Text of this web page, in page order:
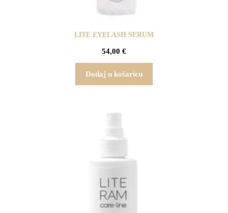
LITE EYELASH SERUM
54,00 €
Dodaj u košaricu